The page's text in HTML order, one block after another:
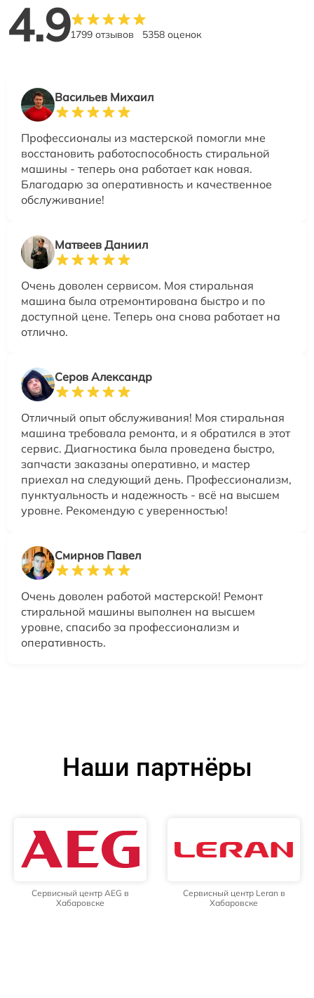
4.91799 отзывов 5358 оценок
Васильев Михаил
Профессионалы из мастерской помогли мне
восстановить работоспособность стиральной
машины - теперь она работает как новая.
Благодарю за оперативность и качественное
обслуживание!
Матвеев Даниил
Очень доволен сервисом. Моя стиральная
машина была отремонтирована быстро и по
доступной цене. Теперь она снова работает на
отлично.
Серов Александр
Отличный опыт обслуживания! Моя стиральная
машина требовала ремонта, и я обратился в этот
сервис. Диагностика была проведена быстро,
запчасти заказаны оперативно, и мастер
приехал на следующий день. Профессионализм,
пунктуальность и надежность - всё на высшем
уровне. Рекомендую с уверенностью!
Смирнов Павел
Очень доволен работой мастерской! Ремонт
стиральной машины выполнен на высшем
уровне, спасибо за профессионализм и
оперативность.
Наши партнёры
Сервисный центр AEG в
Хабаровске
Сервисный центр Leran в
Хабаровске